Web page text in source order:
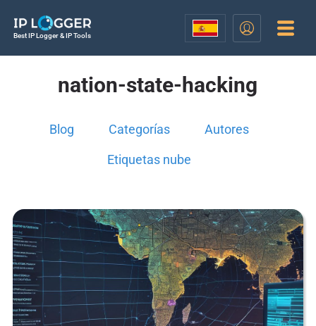
Best IP Logger & IP Tools
nation-state-hacking
Blog Categorías Autores
Etiquetas nube